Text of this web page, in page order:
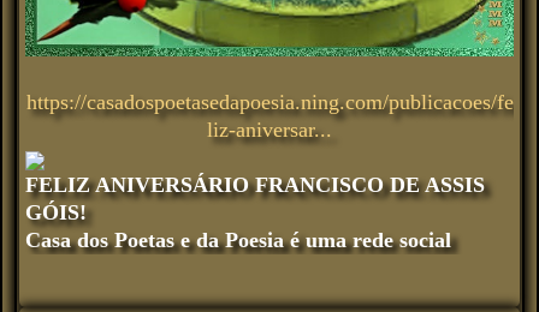
https://casadospoetasedapoesia.ning.com/publicacoes/fe
liz-aniversar...
FELIZ ANIVERSÁRIO FRANCISCO DE ASSIS
GÓIS!
Casa dos Poetas e da Poesia é uma rede social